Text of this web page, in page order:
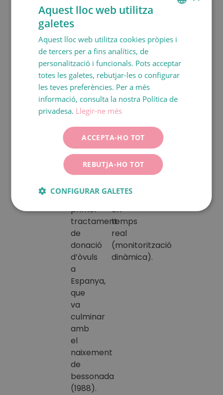
nostre
equip
mèdic.
nostre
centre
es
va
gestar
el
naixement
del
primer
bebè
proveta
espanyol
(1984)
i es
va
fer
el
primer
tractament
de
donació
d’òvuls
a
Espanya,
que
va
culminar
amb
el
naixement
de
bessonada
(1988).
vostre
últims
avenços
en
reproducció
assistida,
com
la
microinjecció
espermàtica
i el
seguiment
del
desenvolupament
embrionari
en
temps
real
(monitorització
dinàmica).
in
andrologia.
oferim
un
mèdic
de
hores.
CATALÀ
FRANÇAIS
Aquest lloc web utilitza
galetes
Aquest lloc web utilitza cookies pròpies i
de tercers per a fins analítics, de
personalització i funcionals. Pots acceptar
totes les galetes, rebutjar-les o configurar
les teves preferències. Per a més
informació, consulta la nostra Política de
privadesa. Llegir-ne més
ACCEPTA-HO TOT
REBUTJA-HO TOT
CONFIGURAR GALETES